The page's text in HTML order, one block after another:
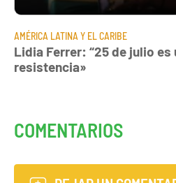
AMÉRICA LATINA Y EL CARIBE
Lidia Ferrer: “25 de julio es
resistencia»
COMENTARIOS